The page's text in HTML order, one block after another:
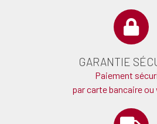
GARANTIE
Paiement
par carte bancaire